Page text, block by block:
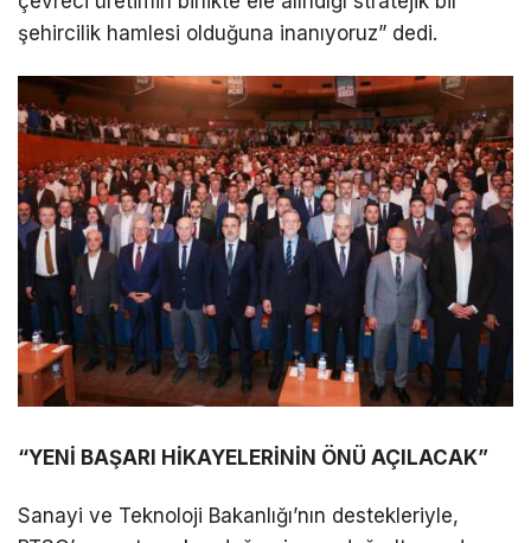
şehircilik hamlesi olduğuna inanıyoruz” dedi.
“YENİ BAŞARI HİKAYELERİNİN ÖNÜ AÇILACAK”
Sanayi ve Teknoloji Bakanlığı’nın destekleriyle,